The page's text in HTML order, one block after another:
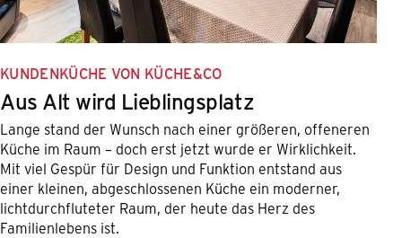
KUNDENKÜCHE VON KÜCHE&CO
Aus Alt wird Lieblingsplatz
Lange stand der Wunsch nach einer größeren, offeneren
Küche im Raum – doch erst jetzt wurde er Wirklichkeit.
Mit viel Gespür für Design und Funktion entstand aus
einer kleinen, abgeschlossenen Küche ein moderner,
lichtdurchfluteter Raum, der heute das Herz des
Familienlebens ist.